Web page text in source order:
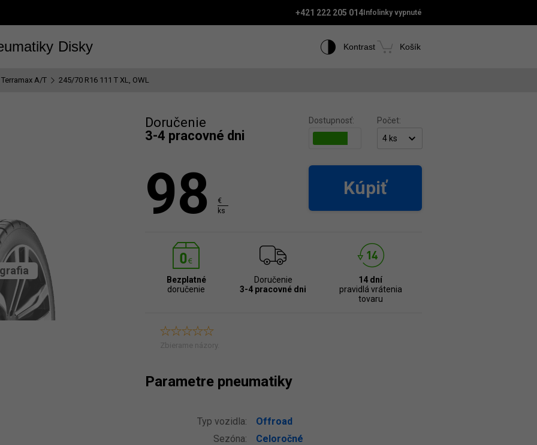
+421 222 205 014Infolinky vypnuté
Disky Kontrast Košík
Terramax A/T 245/70 R16 111 T XL, OWL
Doručenie
3-4 pracovné dni
Dostupnosť: Počet:
98
€
ks
Kúpiť
Bezplatné
doručenie
Doručenie
3-4 pracovné dni
14 dní
pravidlá vrátenia
tovaru
Zbierame názory.
Parametre pneumatiky
Typ vozidla:
Offroad
Sezóna:
Celoročné